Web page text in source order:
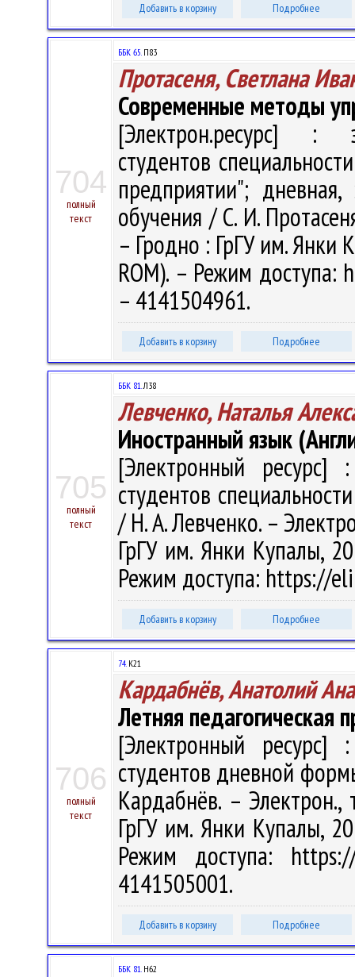
Добавить в корзину Подробнее
704
полный
текст
ББК 65.П83
Протасеня, Светлана
Современные методы
[Электрон.ресурс] :
студентов
предприятии";
обучения / С. И.
– Гродно : ГрГУ им. Янки
ROM). – Режим доступа:
– 4141504961.
Добавить в корзину Подробнее
705
полный
текст
ББК 81.Л38
Левченко, Наталья
Иностранный язык
[Электронный ресурс]
студентов
/ Н. А. Левченко. –
ГрГУ им. Янки Купалы,
Режим доступа: https://
Добавить в корзину Подробнее
706
полный
текст
74.К21
Кардабнёв, Анатолий
Летняя педагогическая
[Электронный ресурс]
студентов дневной
Кардабнёв. –
ГрГУ им. Янки Купалы,
Режим доступа:
4141505001.
Добавить в корзину Подробнее
ББК 81.Н62